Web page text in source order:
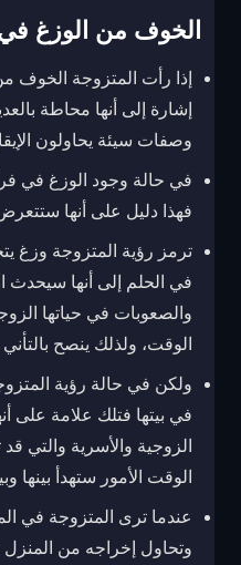
الخوف من الوزغ في
إذا رأت المتزوجة الخوف
إشارة إلى أنها محاطة
وصفات سيئة يحاولون
في حالة وجود الوزغ في
فهذا دليل على أنها
ترمز رؤية المتزوجة وزغ
في الحلم إلى أنها سيحدث
والصعوبات في حياتها
الوقت، ولذلك ينصح بالتأني
ولكن في حالة رؤية
في بيتها فتلك علامة على
الزوجية والأسرية والتي
الوقت الأمور ستهدأ بينها
عندما ترى المتزوجة في
وتحاول إخراجه من